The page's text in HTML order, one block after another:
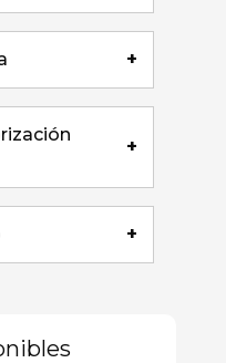
+
+
+